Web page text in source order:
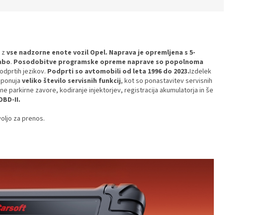
vse nadzorne enote vozil Opel. Naprava je opremljena s 5-
. Posodobitve programske opreme naprave so popolnoma
jezikov. Podprti so avtomobili od leta 1996 do 2023.Izdelek
veliko število servisnih funkcij, kot so ponastavitev servisnih
parkirne zavore, kodiranje injektorjev, registracija akumulatorja in še
II.
za prenos.